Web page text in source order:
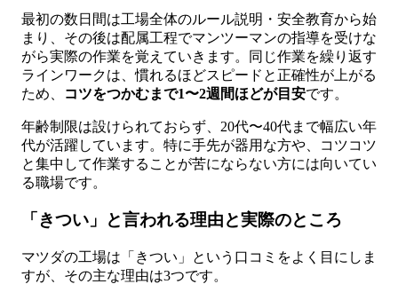
最初の数日間は工場全体のルール説明・安全教育から始
まり、その後は配属工程でマンツーマンの指導を受けな
がら実際の作業を覚えていきます。同じ作業を繰り返す
ラインワークは、慣れるほどスピードと正確性が上がる
ため、
コツをつかむまで1〜2週間ほどが目安です。
年齢制限は設けられておらず、20代〜40代まで幅広い年
代が活躍しています。特に手先が器用な方や、コツコツ
と集中して作業することが苦にならない方には向いてい
る職場です。
「きつい」と言われる理由と実際のところ
マツダの工場は「きつい」という口コミをよく目にしま
すが、その主な理由は3つです。